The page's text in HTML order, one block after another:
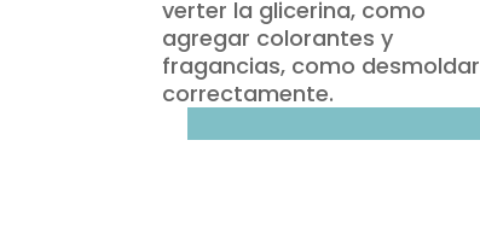
verter la glicerina, como
agregar colorantes y
fragancias, como desmoldar
correctamente.